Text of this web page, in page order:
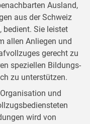
Ausland,
aus der Schweiz
bedient. Sie leistet
allen Anliegen und
gerecht zu
speziellen Bildungs-
zu unterstützen.
und
wird von